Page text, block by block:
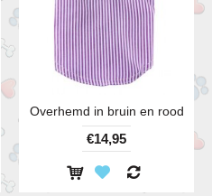
Overhemd in bruin en rood
€14,95